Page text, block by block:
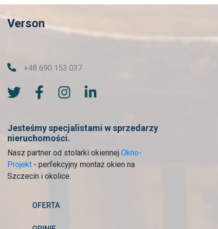
Verson
+48 690 153 037
Jesteśmy specjalistami w sprzedarzy
nieruchomości.
Nasz partner od stolarki okiennej Okno-
Projekt - perfekcyjny montaż okien na
Szczecin i okolice.
OFERTA